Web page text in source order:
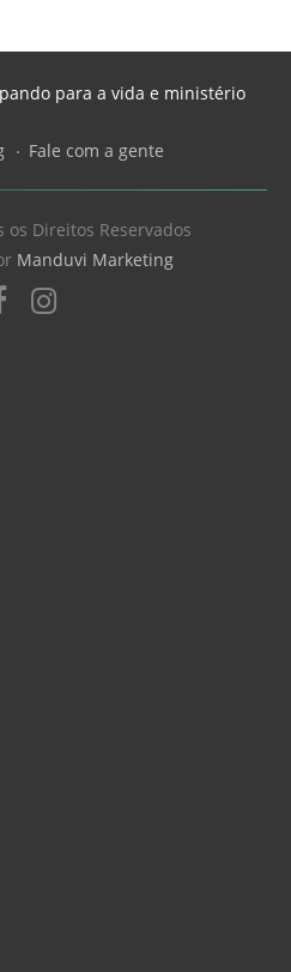
para a vida e ministério
Fale com a gente
os Direitos Reservados
Manduvi Marketing